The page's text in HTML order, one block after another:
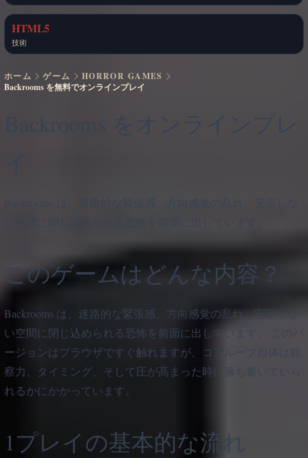
HTML5
技術
ホーム ゲーム
HORROR GAMES
Backrooms を無料でオンラインプレイ
Backrooms をオンラインプレ
このゲームはどんな内容？
Backrooms は、迷路的な緊張感、方向感覚の乱れ、安定しな
い空間に閉じ込められる恐怖を前面に出しています。 このバ
ージョンはブラウザですぐ触れますが、コアループ自体は観
察力、タイミング、そして圧が高まった時に落ち着いていら
れるかにかかっています。
1プレイの基本的な流れ